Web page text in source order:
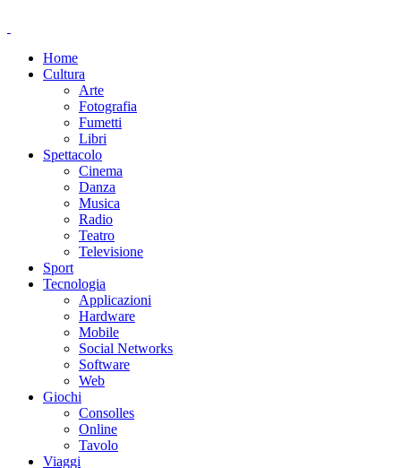
Home
Cultura
Arte
Fotografia
Fumetti
Libri
Spettacolo
Cinema
Danza
Musica
Radio
Teatro
Televisione
Sport
Tecnologia
Applicazioni
Hardware
Mobile
Social Networks
Software
Web
Giochi
Consolles
Online
Tavolo
Viaggi